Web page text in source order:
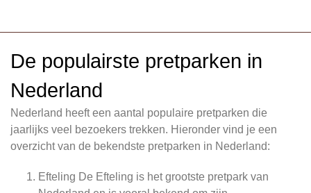
De populairste pretparken in
Nederland
Nederland heeft een aantal populaire pretparken die
jaarlijks veel bezoekers trekken. Hieronder vind je een
overzicht van de bekendste pretparken in Nederland:
Efteling De Efteling is het grootste pretpark van